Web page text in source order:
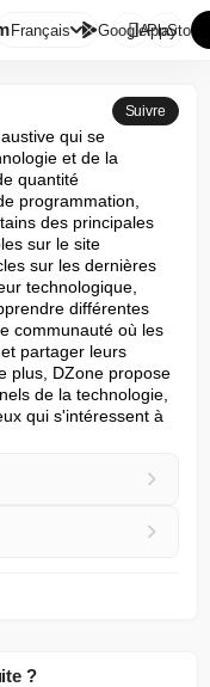
Français GooglePlay
AppStore
Suivre
qui se
et de la
quantité
programmation,
des principales
sur le site
sur les dernières
technologique,
différentes
communauté où les
partager leurs
plus, DZone propose
de la technologie,
qui s'intéressent à
?